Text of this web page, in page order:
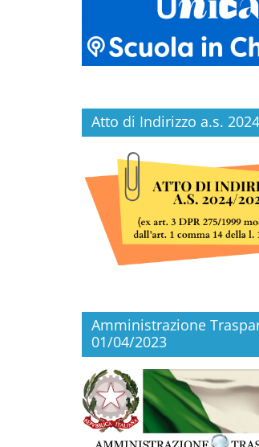
Atto di Indirizzo a.s.
Amministrazione
01/04/2023